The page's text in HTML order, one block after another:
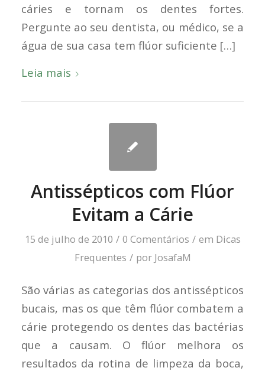
cáries e tornam os dentes fortes.
Pergunte ao seu dentista, ou médico, se a
água de sua casa tem flúor suficiente […]
Leia mais
Antissépticos com Flúor
Evitam a Cárie
15 de julho de 2010 / 0 Comentários / em Dicas
Frequentes / por JosafaM
São várias as categorias dos antissépticos
bucais, mas os que têm flúor combatem a
cárie protegendo os dentes das bactérias
que a causam. O flúor melhora os
resultados da rotina de limpeza da boca,